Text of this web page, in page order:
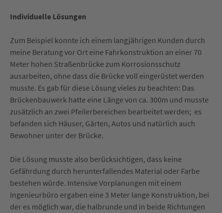
Individuelle Lösungen
Zum Beispiel konnte ich einem langjährigen Kunden durch
meine Beratung vor Ort eine Fahrkonstruktion an einer 70
Meter hohen Straßenbrücke zum Korrosionsschutz
ausarbeiten, ohne dass die Brücke voll eingerüstet werden
musste. Es gab für diese Lösung vieles zu beachten: Das
Brückenbauwerk hatte eine Länge von ca. 300m und musste
zusätzlich an zwei Pfeilerbereichen bearbeitet werden; es
befanden sich Häuser, Gärten, Autos und natürlich auch
Bewohner unter der Brücke.
Die Lösung musste also berücksichtigen, dass keine
Gefährdung durch herunterfallendes Material oder Farbe
bestehen würde. Intensive Vorplanungen mit einem
Ingenieurbüro ergaben eine 3 Meter lange Konstruktion, bei
der es möglich war, die halbrunde und in beide Richtungen